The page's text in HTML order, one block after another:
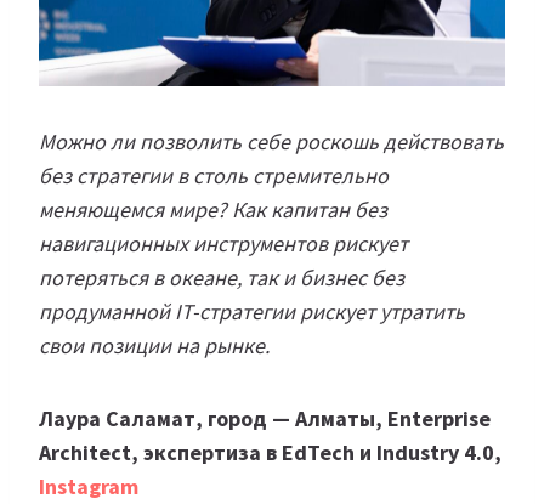
Можно ли позволить себе роскошь действовать
без стратегии в столь стремительно
меняющемся мире? Как капитан без
навигационных инструментов рискует
потеряться в океане, так и бизнес без
продуманной IT-стратегии рискует утратить
свои позиции на рынке.
Лаура Саламат, город — Алматы, Enterprise
Architect, экспертиза в EdTech и Industry 4.0,
Instagram